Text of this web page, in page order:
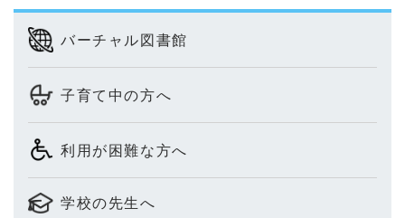
バーチャル図書館
子育て中の方へ
利用が困難な方へ
学校の先生へ